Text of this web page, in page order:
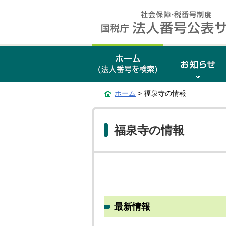
ホーム > 福泉寺の情報
福泉寺の情報
最新情報